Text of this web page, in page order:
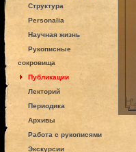
Структура
Personalia
Научная жизнь
Рукописные
сокровища
Публикации
Лекторий
Периодика
Архивы
Работа с рукописями
Экскурсии